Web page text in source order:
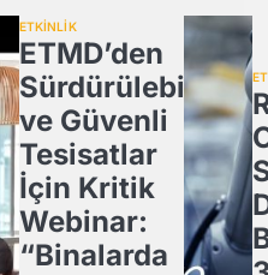
ETKİNLİK
ETMD’den
Sürdürülebilir
ve Güvenli
Tesisatlar
İçin Kritik
Webinar:
“Binalarda